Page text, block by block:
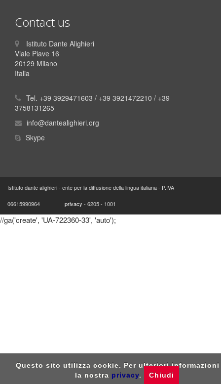
Contact us
Istituto Dante Alighieri
Viale Piave 16
20129 Milano
Italia
Tel. +39 3929471603 / +39 3921472210 / +39
3758131265
info@dantealighieri.org
Skype
Istituto dante alighieri - ente per la diffusione della lingua italiana - P.IVA
06615990964 privacy - 6205 - 1001
//ga('create', 'UA-722360-33', 'auto');
Questo sito utilizza cookie. Per ulteriori
la nostra privacy. Chiudi